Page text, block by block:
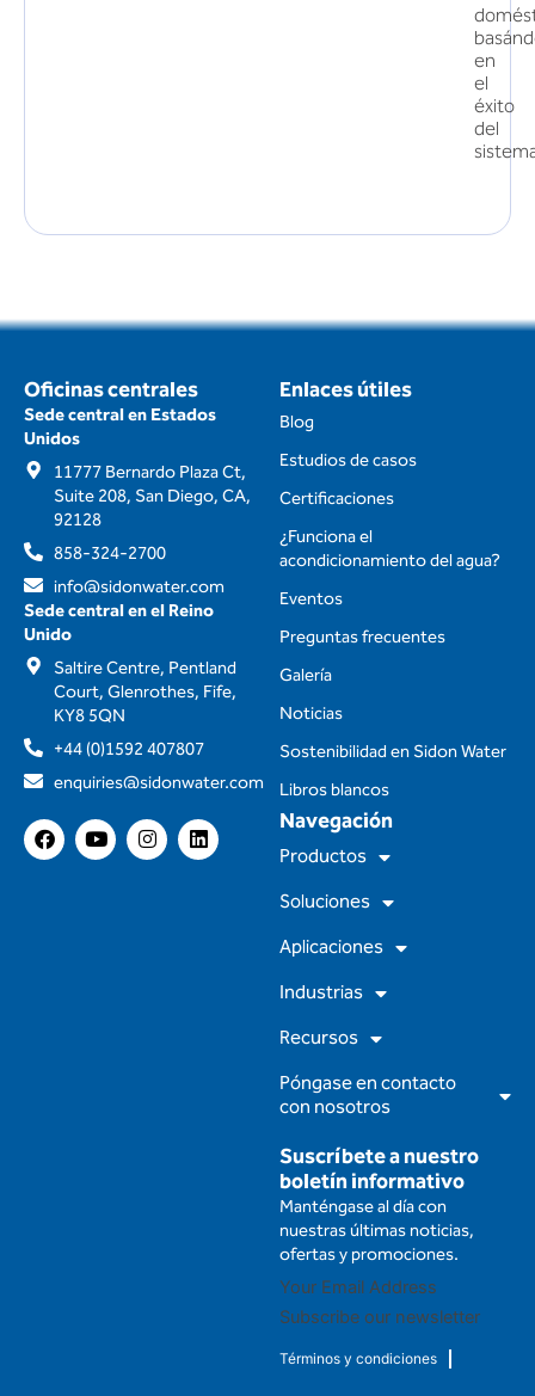
en
el
éxito
del
Oficinas centrales
Sede central en Estados
Unidos
11777 Bernardo Plaza Ct,
Suite 208, San Diego, CA,
92128
858-324-2700
info@sidonwater.com
Sede central en el Reino
Unido
Saltire Centre, Pentland
Court, Glenrothes, Fife,
KY8 5QN
+44 (0)1592 407807
enquiries@sidonwater.com
F
a
c
Y
o
u
I
n
s
L
i
n
Suscríbete a nuestro
boletín informativo
Manténgase al día con
nuestras últimas noticias,
ofertas y promociones.
Subscribe our newsletter
Términos y condiciones
Navegación
Productos
Soluciones
Aplicaciones
Industrias
Recursos
Póngase en contacto
con nosotros
Enlaces útiles
Blog
Estudios de casos
Certificaciones
¿Funciona el
acondicionamiento del agua?
Eventos
Preguntas frecuentes
Galería
Noticias
Sostenibilidad en Sidon Water
Libros blancos